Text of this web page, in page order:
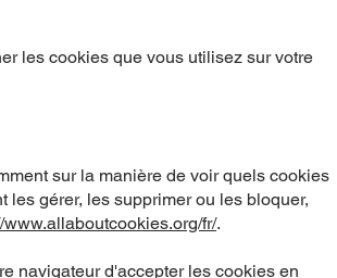
les cookies que vous utilisez sur votre
sur la manière de voir quels cookies
les gérer, les supprimer ou les bloquer,
www.allaboutcookies.org/fr/.
navigateur d'accepter les cookies en